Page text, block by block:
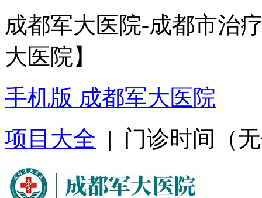
成都军大医院-成都市治
大医院】
手机版 成都军大医院
项目大全 | 门诊时间（